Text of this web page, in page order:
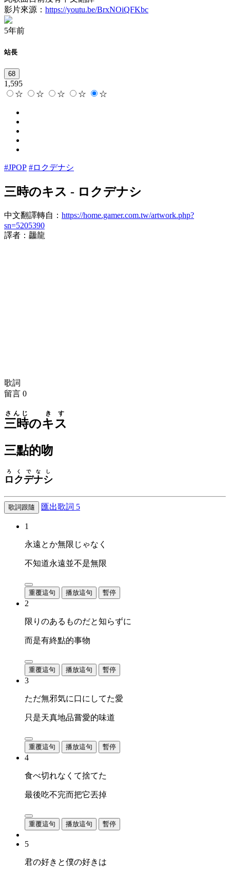
影片來源： https://youtu.be/BrxNOiQFKbc
5年前
站長
68
1,595
☆
☆ ☆ ☆ ☆
#JPOP #ロクデナシ
三時のキス - ロクデナシ
中文翻譯轉自： https://home.gamer.com.tw/artwork.php?
sn=5205390
譯者：龘龍
歌詞
留言 0
三時
さんじ
のキス
きす
三點的吻
ロクデナシ
ろくでなし
歌詞跟隨 匯出歌詞 5
1
永遠とか無限じゃなく
不知道永遠並不是無限
重覆這句 播放這句 暫停
2
限りのあるものだと知らずに
而是有終點的事物
重覆這句 播放這句 暫停
3
ただ無邪気に口にしてた愛
只是天真地品嘗愛的味道
重覆這句 播放這句 暫停
4
食べ切れなくて捨てた
最後吃不完而把它丟掉
重覆這句 播放這句 暫停
5
君の好きと僕の好きは